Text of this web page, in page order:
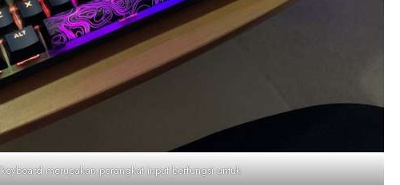
keyboard merupakan perangkat input berfungsi untuk